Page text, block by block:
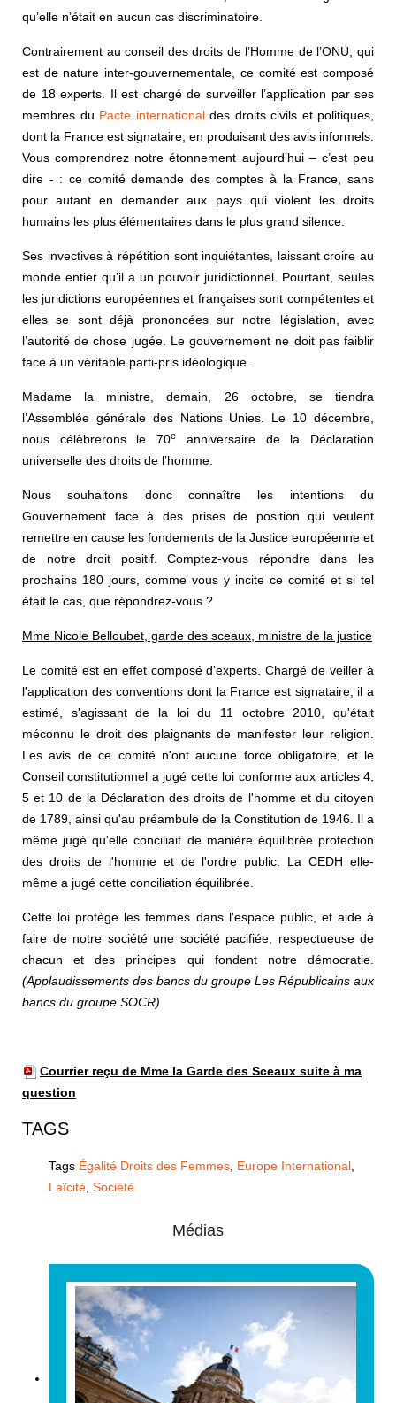
qu’elle n’était en aucun cas discriminatoire.
Contrairement au conseil des droits de l’Homme de l’ONU, qui
est de nature inter-gouvernementale, ce comité est composé
de 18 experts. Il est chargé de surveiller l’application par ses
membres du Pacte internationaldes droits civils et politiques,
dont la France est signataire, en produisant des avis informels.
Vous comprendrez notre étonnement aujourd’hui – c’est peu
dire - : ce comité demande des comptes à la France, sans
pour autant en demander aux pays qui violent les droits
humains les plus élémentaires dans le plus grand silence.
Ses invectives à répétition sont inquiétantes, laissant croire au
monde entier qu’il a un pouvoir juridictionnel. Pourtant, seules
les juridictions européennes et françaises sont compétentes et
elles se sont déjà prononcées sur notre législation, avec
l’autorité de chose jugée. Le gouvernement ne doit pas faiblir
face à un véritable parti-pris idéologique.
Madame la ministre, demain, 26 octobre, se tiendra
l’Assemblée générale des Nations Unies. Le 10 décembre,
nous célèbrerons le 70e
anniversaire de la Déclaration
universelle des droits de l’homme.
Nous souhaitons donc connaître les intentions du
Gouvernement face à des prises de position qui veulent
remettre en cause les fondements de la Justice européenne et
de notre droit positif. Comptez-vous répondre dans les
prochains 180 jours, comme vous y incite ce comité et si tel
était le cas, que répondrez-vous ?
Mme Nicole Belloubet, garde des sceaux, ministre de la justice
Le comité est en effet composé d'experts. Chargé de veiller à
l'application des conventions dont la France est signataire, il a
estimé, s'agissant de la loi du 11 octobre 2010, qu'était
méconnu le droit des plaignants de manifester leur religion.
Les avis de ce comité n'ont aucune force obligatoire, et le
Conseil constitutionnel a jugé cette loi conforme aux articles 4,
5 et 10 de la Déclaration des droits de l'homme et du citoyen
de 1789, ainsi qu'au préambule de la Constitution de 1946. Il a
même jugé qu'elle conciliait de manière équilibrée protection
des droits de l'homme et de l'ordre public. La CEDH elle-
même a jugé cette conciliation équilibrée.
Cette loi protège les femmes dans l'espace public, et aide à
faire de notre société une société pacifiée, respectueuse de
chacun et des principes qui fondent notre démocratie.
(Applaudissements des bancs du groupe Les Républicains aux
bancs du groupe SOCR)
Courrier reçu de Mme la Garde des Sceaux suite à ma
question
TAGS
Tags Égalité Droits des Femmes Europe International
Laïcité Société
Médias